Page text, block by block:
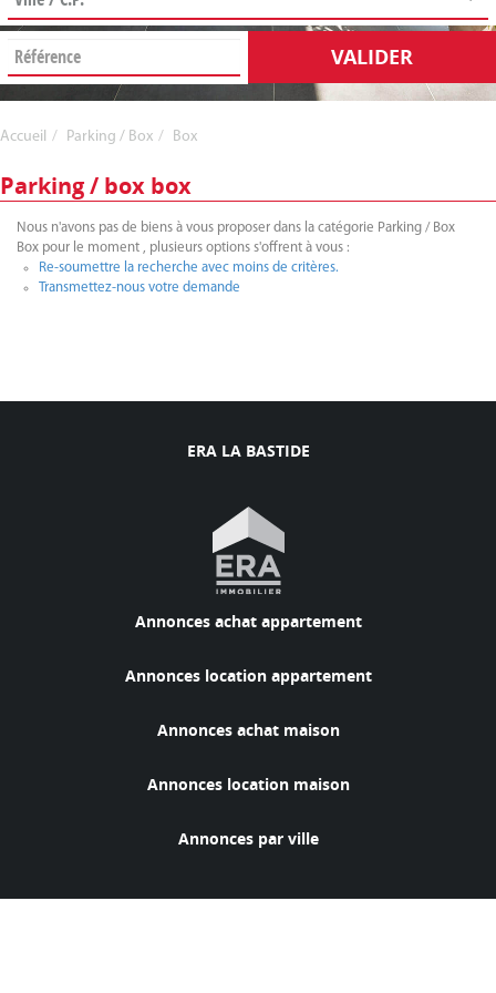
VALIDER
Accueil Parking / Box Box
Parking / box box
Nous n'avons pas de biens à vous proposer dans la catégorie Parking / Box
Box pour le moment , plusieurs options s'offrent à vous :
Re-soumettre la recherche avec moins de critères.
Transmettez-nous votre demande
ERA LA BASTIDE
Annonces achat appartement
Annonces location appartement
Annonces achat maison
Annonces location maison
Annonces par ville